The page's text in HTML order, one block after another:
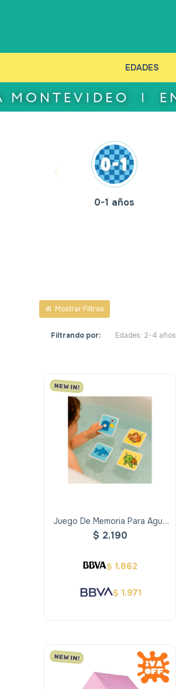
EDADES
0-1 años
Filtrando por: Edades: 2-4 años
Juego De Memoria Para Agua
Xxl - Alldoro
$ 2.190
$ 1.862
$ 1.971